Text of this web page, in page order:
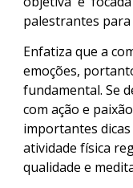
palestrantes para
Enfatiza que a
emoções,
fundamental. Se
com ação e
importantes
atividade física
qualidade e